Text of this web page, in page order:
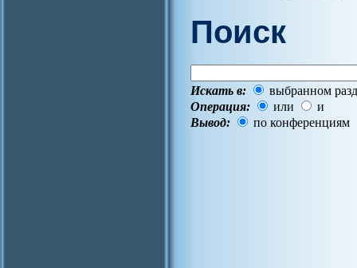
Поиск
Искать в:
выбранном
Операция:
или
и
Вывод:
по конференциям